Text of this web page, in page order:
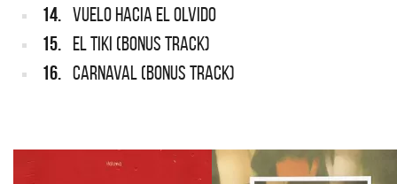
14. VUELO HACIA EL OLVIDO
15. EL TIKI (BONUS TRACK)
16. CARNAVAL (BONUS TRACK)